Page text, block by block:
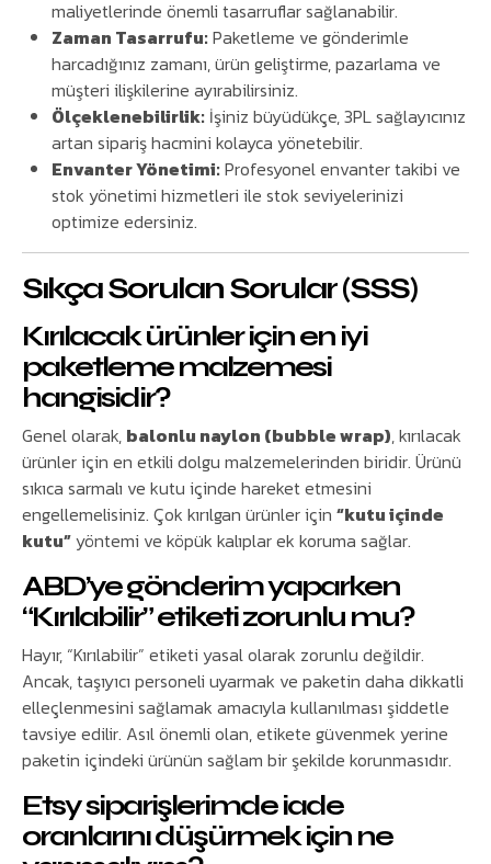
maliyetlerinde önemli tasarruflar sağlanabilir.
Zaman Tasarrufu:Paketleme ve gönderimle
harcadığınız zamanı, ürün geliştirme, pazarlama ve
müşteri ilişkilerine ayırabilirsiniz.
Ölçeklenebilirlik: İşiniz büyüdükçe, 3PL sağlayıcınız
artan sipariş hacmini kolayca yönetebilir.
Envanter Yönetimi:Profesyonel envanter takibi ve
stok yönetimi hizmetleri ile stok seviyelerinizi
optimize edersiniz.
Sıkça Sorulan Sorular (SSS)
Kırılacak ürünler için en iyi
paketleme malzemesi
hangisidir?
Genel olarak, balonlu naylon (bubble wrap), kırılacak
ürünler için en etkili dolgu malzemelerinden biridir. Ürünü
sıkıca sarmalı ve kutu içinde hareket etmesini
engellemelisiniz. Çok kırılgan ürünler için “kutu içinde
kutu”yöntemi ve köpük kalıplar ek koruma sağlar.
ABD’ye gönderim yaparken
“Kırılabilir” etiketi zorunlu mu?
Hayır, “Kırılabilir” etiketi yasal olarak zorunlu değildir.
Ancak, taşıyıcı personeli uyarmak ve paketin daha dikkatli
elleçlenmesini sağlamak amacıyla kullanılması şiddetle
tavsiye edilir. Asıl önemli olan, etikete güvenmek yerine
paketin içindeki ürünün sağlam bir şekilde korunmasıdır.
Etsy siparişlerimde iade
oranlarını düşürmek için ne